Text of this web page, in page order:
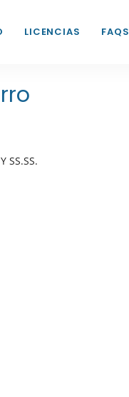
LICENCIAS FAQS
SS.SS.